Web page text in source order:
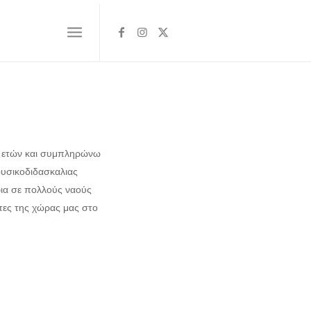
ετών και συμπληρώνω
σε πολλούς ναούς
της χώρας μας στο